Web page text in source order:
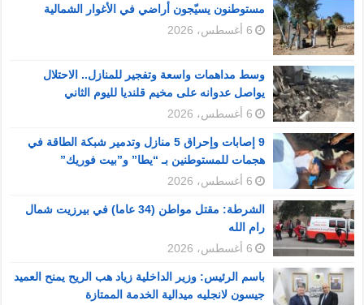
مستوطنون يسيّجون أراضي في الأغوار الشمالية
6 أغسطس، 2026
وسط مداهمات واسعة وتفجير للمنازل.. الاحتلال
يواصل عدوانه على مخيم قلنديا لليوم الثاني
6 أغسطس، 2026
9 إصابات وإحراق 5 منازل وتدمير شبكة الطاقة في
هجمات للمستوطنين بـ “يطا” و”بيت فوريك”
6 أغسطس، 2026
الشرطة: مقتل مواطن (34 عاما) في بيرزيت شمال
رام الله
6 أغسطس، 2026
باسم الرئيس: وزير الداخلية زياد هب الريح يمنح العميد
جيسون لانجليه ميدالية الخدمة الممتازة